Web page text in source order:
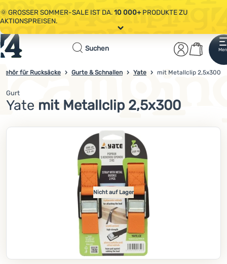
🌞 GROSSER SOMMER-SALE IST DA.10 000+PRODUKTE ZU
AKTIONSPREISEN.
🤫 - 10 % AUF AUSGEWÄHLTE CAMPING- & WANDERAUSRÜSTUNG.CODE
OUT10NUTZEN.
AKTIONSPREISEN.
Alle Aktionen
Suchen
Anmelden
Warenkorb
Startseite
Bekleidung
Klettern
4campingshop.de
für Rucksäcke Gurte & Schnallen Yate mit Metallclip 2,5x300
Yate mit Metallclip 2,5x300
Gurt
Foto
Nicht auf Lager